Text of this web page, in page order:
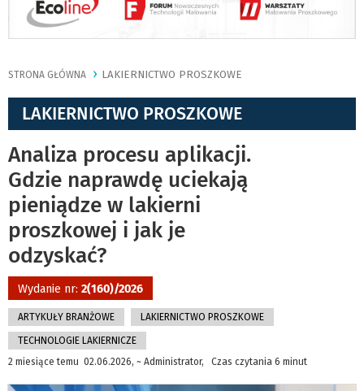
STRONA GŁÓWNA LAKIERNICTWO PROSZKOWE
LAKIERNICTWO PROSZKOWE
Analiza procesu aplikacji.
Gdzie naprawdę uciekają
pieniądze w lakierni
proszkowej i jak je
odzyskać?
Wydanie nr: 2(160)/2026
ARTYKUŁY BRANŻOWE LAKIERNICTWO PROSZKOWE
TECHNOLOGIE LAKIERNICZE
2 miesiące temu 02.06.2026, ~ Administrator, Czas czytania 6 minut